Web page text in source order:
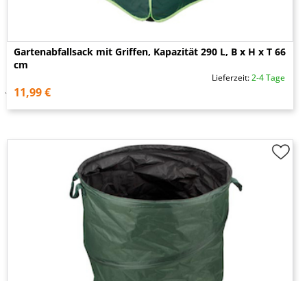
Gartenabfallsack mit Griffen, Kapazität 290 L, B x H x T 66
cm
Lieferzeit:2-4 Tage
11,99 €